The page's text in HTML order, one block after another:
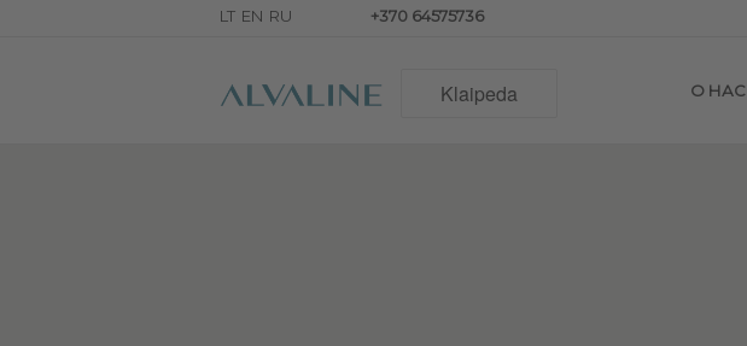
+370 64575736
О НАС